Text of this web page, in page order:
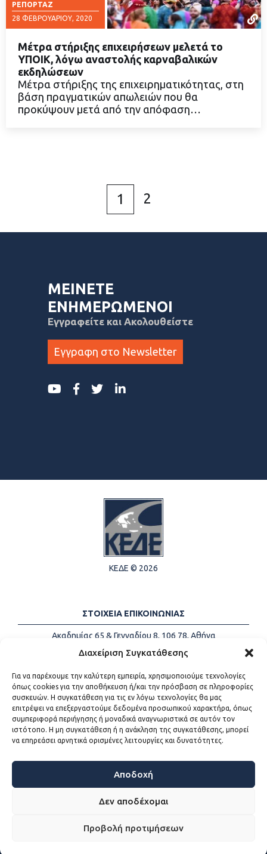
Διαχείριση Συγκατάθεσης
Για να παρέχουμε την καλύτερη εμπειρία, χρησιμοποιούμε τεχνολογίες
όπως cookies για την αποθήκευση ή/και την πρόσβαση σε πληροφορίες
συσκευών. Η συγκατάθεση για τις εν λόγω τεχνολογίες θα μας
επιτρέψει να επεξεργαστούμε δεδομένα προσωπικού χαρακτήρα, όπως
συμπεριφορά περιήγησης ή μοναδικά αναγνωριστικά σε αυτόν τον
ιστότοπο. Η μη συγκατάθεση ή η ανάκληση της συγκατάθεσης, μπορεί
να επηρεάσει αρνητικά ορισμένες λειτουργίες και δυνατότητες.
Αποδοχή
Δεν αποδέχομαι
Προβολή προτιμήσεων
ΡΕΠΟΡΤΆΖ
28 ΦΕΒΡΟΥΑΡΊΟΥ, 2020
ΔΙΑΒΑΣΤΕ ΠΕΡΙΣΣΟΤΕΡΑ
Μέτρα στήριξης επιχειρήσεων μελετά το
ΥΠΟΙΚ, λόγω αναστολής καρναβαλικών
εκδηλώσεων
Μέτρα στήριξης της επιχειρηματικότητας, στη
βάση πραγματικών απωλειών που θα
προκύψουν μετά από την απόφαση…
1 2
ΜΕΙΝΕΤΕ
ΕΝΗΜΕΡΩΜΕΝΟΙ
Εγγραφείτε και Ακολουθείστε
Εγγραφη στο Newsletter
ΚΕΔΕ © 2026
ΣΤΟΙΧΕΙΑ ΕΠΙΚΟΙΝΩΝΙΑΣ
Ακαδημίας 65 & Γενναδίου 8, 106 78, Αθήνα
Τηλέφωνα:
+30 213-2147500
Email:
info@kede.gr
ΧΡΗΣΙΜΟΙ ΣΥΝΔΕΣΜΟΙ
Η ΚΕΔΕ
Sitemap
Προσβασιμότητα
Όροι χρήσης
WEB DEVELOPMENT BY ΕΓΚΡΙΤΟΣ GROUP - ΣΥΝΕΡΓΑΣΙΑ Α.Ε.